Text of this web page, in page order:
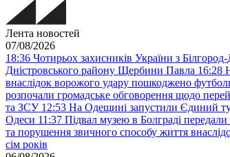
Лента новостей
07/08/2026
18:36 Чотирьох захисників України з
Дністровського району Щербини Павла 16:28
внаслідок ворожого удару пошкоджено
розпочали громадське обговорення щодо
та ЗСУ 12:53 На Одещині запустили Єдиний
Одеси 11:37 Підвал музею в Болграді передали
та порушення звичного способу життя
сім років